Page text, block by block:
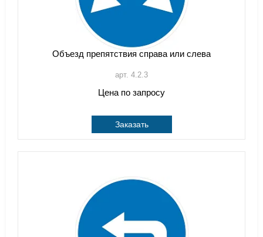
Объезд препятствия справа или слева
арт. 4.2.3
Цена по запросу
Заказать